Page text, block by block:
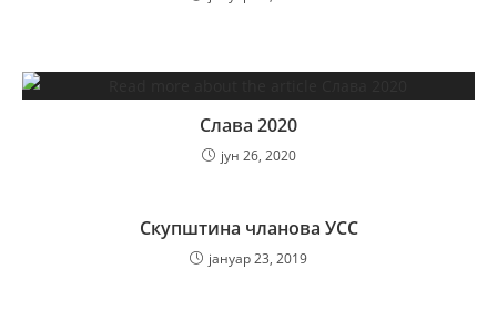
Слава 2020
јун 26, 2020
Скупштина чланова УСС
јануар 23, 2019